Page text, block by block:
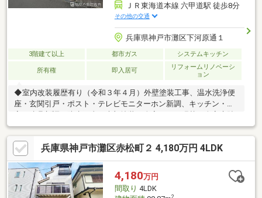
ＪＲ東海道本線 六甲道駅 徒歩8分
その他の交通
兵庫県神戸市灘区下河原通１
3階建て以上 都市ガス システムキッチン
所有権 即入居可
リフォームリノベーシ
ョン
◆室内改装履歴有り（令和３年４月）外壁塗装工事、温水洗浄便
座・玄関引戸・ポスト・テレビモニターホン新調、キッチン・浴
室・建具新調、防水工事、木部塗装、全室クロス張替、全室床貼
替◆全居室に窓があるので日当り通風良好です！※建ぺい率、容
積率共にオーバーしています。※写真中の家具等の調度品は対象
に含まれません。
兵庫県神戸市灘区赤松町２ 4,180万円 4LDK
4,180万円
間取り 4LDK
2